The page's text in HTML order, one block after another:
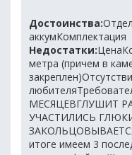
Достоинства:
аккумКомплектация
Недостатки:
метра (причем в
МЕСЯЦЕВГЛУШИТ
УЧАСТИЛИСЬ
итоге имеем 3